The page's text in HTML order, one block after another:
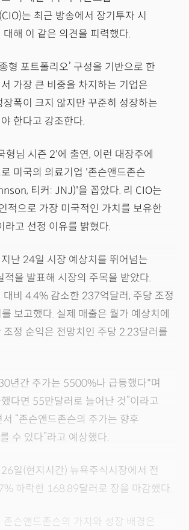
는 최근 방송에서 장기투자 시
해 이 같은 의견을 피력했다.
형 포트폴리오’ 구성을 기반으로 한
가장 큰 비중을 차지하는 기업은
장폭이 크지 않지만 꾸준히 성장하는
한다고 강조한다.
형님 시즌 2'에 출연, 이런 대장주에
미국의 의료기업 '존슨앤드존슨
티커: JNJ)'을 꼽았다. 리 CIO는
적으로 가장 미국적인 가치를 보유한
라고 선정 이유를 밝혔다.
난 24일 시장 예상치를 뛰어넘는
을 발표해 시장의 주목을 받았다.
대비 4.4% 감소한 237억달러, 주당 조정
보고했다. 실제 매출은 월가 예상치에
조정 순익은 전망치인 주당 2.23달러를
년간 주가는 5500%나 급등했다"며
다면 55만달러로 늘어난 것”이라고
“존슨앤드존슨의 주가는 향후
수 있다”라고 예상했다.
일(현지시간) 뉴욕주식시장에서 전
하락한 168.89달러로 장을 마감했다.
존슨앤드존슨의 가치와 성장 배경은